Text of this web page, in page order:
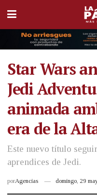
Star Wars
Jedi
animada
era de la
Este nuevo título
aprendices de Jedi.
porAgencias domingo, 29